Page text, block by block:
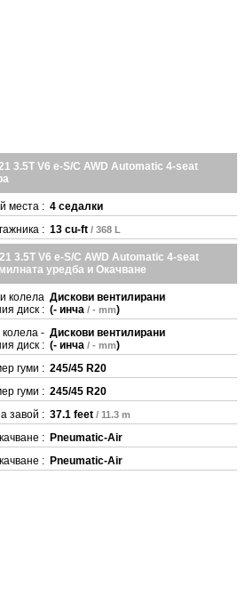
3.5T V6 e-S/C AWD Automatic 4-seat
места : 4 седалки
: 13 cu-ft / 368 L
3.5T V6 e-S/C AWD Automatic 4-seat
уредба и Окачване
колела
диск :
Дискови вентилирани
(- инча / - mm)
-
диск :
Дискови вентилирани
(- инча / - mm)
гуми : 245/45 R20
гуми : 245/45 R20
завой : 37.1 feet / 11.3 m
: Pneumatic-Air
: Pneumatic-Air